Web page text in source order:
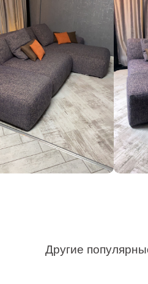
Другие